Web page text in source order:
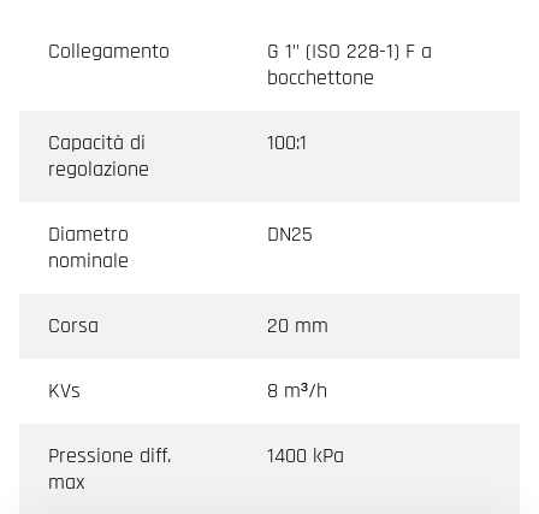
Collegamento
G 1" (ISO 228-1) F a
bocchettone
Capacità di
regolazione
100:1
Diametro
nominale
DN25
Corsa 20 mm
KVs 8 m³/h
Pressione diff.
max
1400 kPa